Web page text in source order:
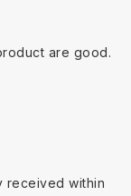
are good.
received within